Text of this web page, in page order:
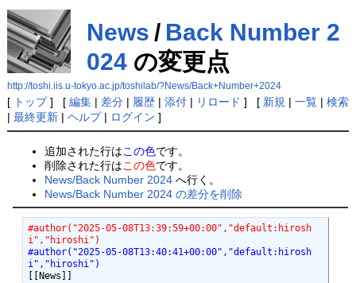
News / Back Number 2
024の変更点
http://toshi.iis.u-tokyo.ac.jp/toshilab/?News/Back+Number+2024
[ トップ] [ 編集| 差分| 履歴| 添付| リロード ] [ 新規 | 一覧| 検索
| 最終更新| ヘルプ| ログイン ]
追加された行はこの色です。
削除された行はこの色です。
News/Back Number 2024 へ行く。
News/Back Number 2024 の差分を削除
#author("2025-05-08T13:39:59+00:00","default:hirosh
i","hiroshi")
#author("2025-05-08T13:40:41+00:00","default:hirosh
i","hiroshi")
[[News]]